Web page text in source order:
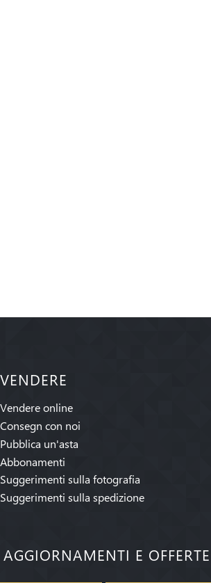
VENDERE
Vendere online
Consegn con noi
Pubblica un'asta
Abbonamenti
Suggerimenti sulla fotografia
Suggerimenti sulla spedizione
AGGIORNAMENTI E